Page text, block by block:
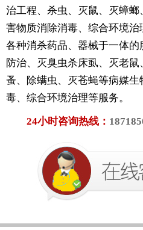
治工程、杀虫、灭鼠、灭蟑
害物质消除消毒、综合环境
各种消杀药品、器械于一体
防治、灭臭虫杀床虱、灭老
蚤、除螨虫、灭苍蝇等病媒
毒、综合环境治理等服务。
24小时咨询热线：